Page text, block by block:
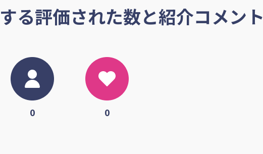
る評価された数と紹介コメント
0 0